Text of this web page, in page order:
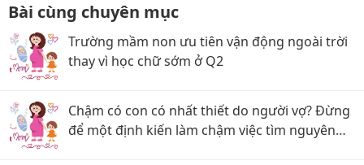
Bài cùng chuyên mục
Trường mầm non ưu tiên vận động ngoài trời
thay vì học chữ sớm ở Q2
Chậm có con có nhất thiết do người vợ? Đừng
để một định kiến làm chậm việc tìm nguyên